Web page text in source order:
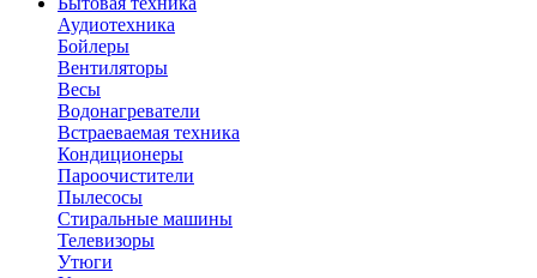
Аудиотехника
Бойлеры
Вентиляторы
Весы
Водонагреватели
Встраеваемая техника
Кондиционеры
Пароочистители
Пылесосы
Стиральные машины
Телевизоры
Утюги